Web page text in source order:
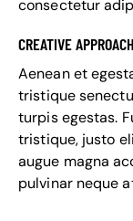
consectetur
CREATIVE
Aenean et
tristique
turpis egestas.
tristique, justo
augue magna
pulvinar neque